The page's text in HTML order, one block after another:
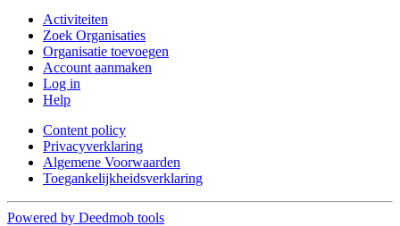
Activiteiten
Zoek Organisaties
Organisatie toevoegen
Account aanmaken
Log in
Help
Content policy
Privacyverklaring
Algemene Voorwaarden
Toegankelijkheidsverklaring
Powered by Deedmob tools